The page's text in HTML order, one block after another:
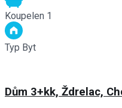
Koupelen 1
Typ Byt
Dům 3+kk, Ždrelac,